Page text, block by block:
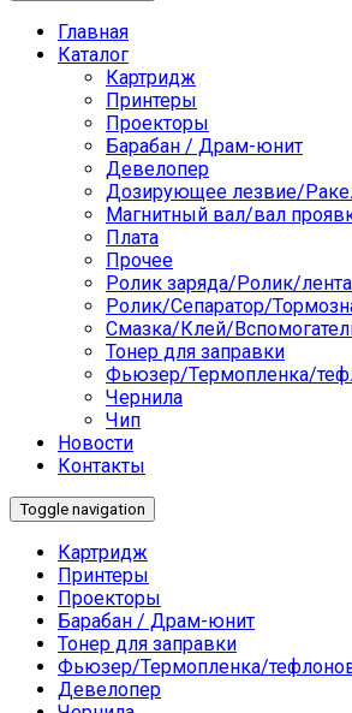
Главная
Каталог
Картридж
Принтеры
Проекторы
Барабан / Драм-юнит
Девелопер
Дозирующее лезвие/
Магнитный вал/вал
Плата
Прочее
Ролик заряда/Ролик/
Ролик/Сепаратор/
Смазка/Клей/
Тонер для заправки
Фьюзер/Термопленка/
Чернила
Чип
Новости
Контакты
Toggle navigation
Картридж
Принтеры
Проекторы
Барабан / Драм-юнит
Тонер для заправки
Фьюзер/Термопленка/
Девелопер